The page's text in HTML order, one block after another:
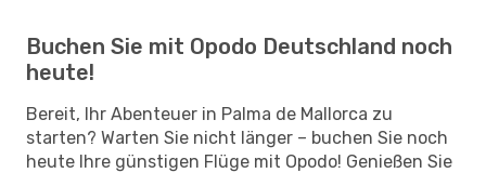
Buchen Sie mit Opodo Deutschland noch
heute!
Bereit, Ihr Abenteuer in Palma de Mallorca zu
starten? Warten Sie nicht länger – buchen Sie noch
heute Ihre günstigen Flüge mit Opodo! Genießen Sie